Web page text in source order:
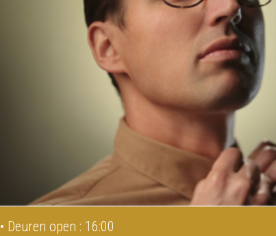
• Deuren open : 16:00